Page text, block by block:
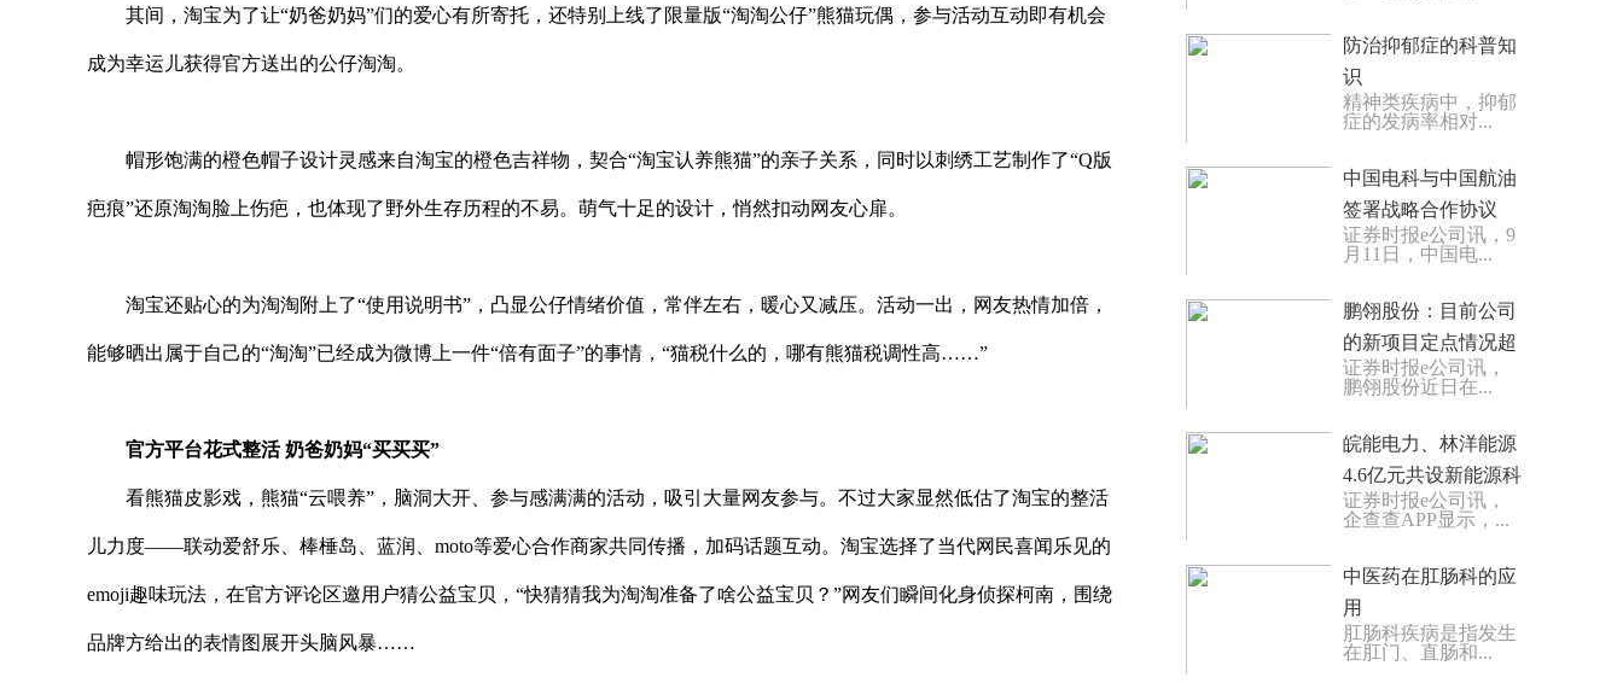
其间，淘宝为了让“奶爸奶妈”们的爱心有所寄托，还特别上线了限量版“淘淘公仔”熊猫玩偶，参与活动互动即有机会
成为幸运儿获得官方送出的公仔淘淘。
帽形饱满的橙色帽子设计灵感来自淘宝的橙色吉祥物，契合“淘宝认养熊猫”的亲子关系，同时以刺绣工艺制作了“Q版
疤痕”还原淘淘脸上伤疤，也体现了野外生存历程的不易。萌气十足的设计，悄然扣动网友心扉。
淘宝还贴心的为淘淘附上了“使用说明书”，凸显公仔情绪价值，常伴左右，暖心又减压。活动一出，网友热情加倍，
能够晒出属于自己的“淘淘”已经成为微博上一件“倍有面子”的事情，“猫税什么的，哪有熊猫税调性高……”
官方平台花式整活 奶爸奶妈“买买买”
看熊猫皮影戏，熊猫“云喂养”，脑洞大开、参与感满满的活动，吸引大量网友参与。不过大家显然低估了淘宝的整活
儿力度——联动爱舒乐、棒棰岛、蓝润、moto等爱心合作商家共同传播，加码话题互动。淘宝选择了当代网民喜闻乐见的
emoji趣味玩法，在官方评论区邀用户猜公益宝贝，“快猜猜我为淘淘准备了啥公益宝贝？”网友们瞬间化身侦探柯南，围绕
品牌方给出的表情图展开头脑风暴……
防治抑郁症的科普知
识
精神类疾病中，抑郁
症的发病率相对...
中国电科与中国航油
签署战略合作协议
证券时报e公司讯，9
月11日，中国电...
鹏翎股份：目前公司
的新项目定点情况超
越2022年全年新项目
证券时报e公司讯，
鹏翎股份近日在...
皖能电力、林洋能源
4.6亿元共设新能源科
技公司
证券时报e公司讯，
企查查APP显示，...
中医药在肛肠科的应
用
肛肠科疾病是指发生
在肛门、直肠和...